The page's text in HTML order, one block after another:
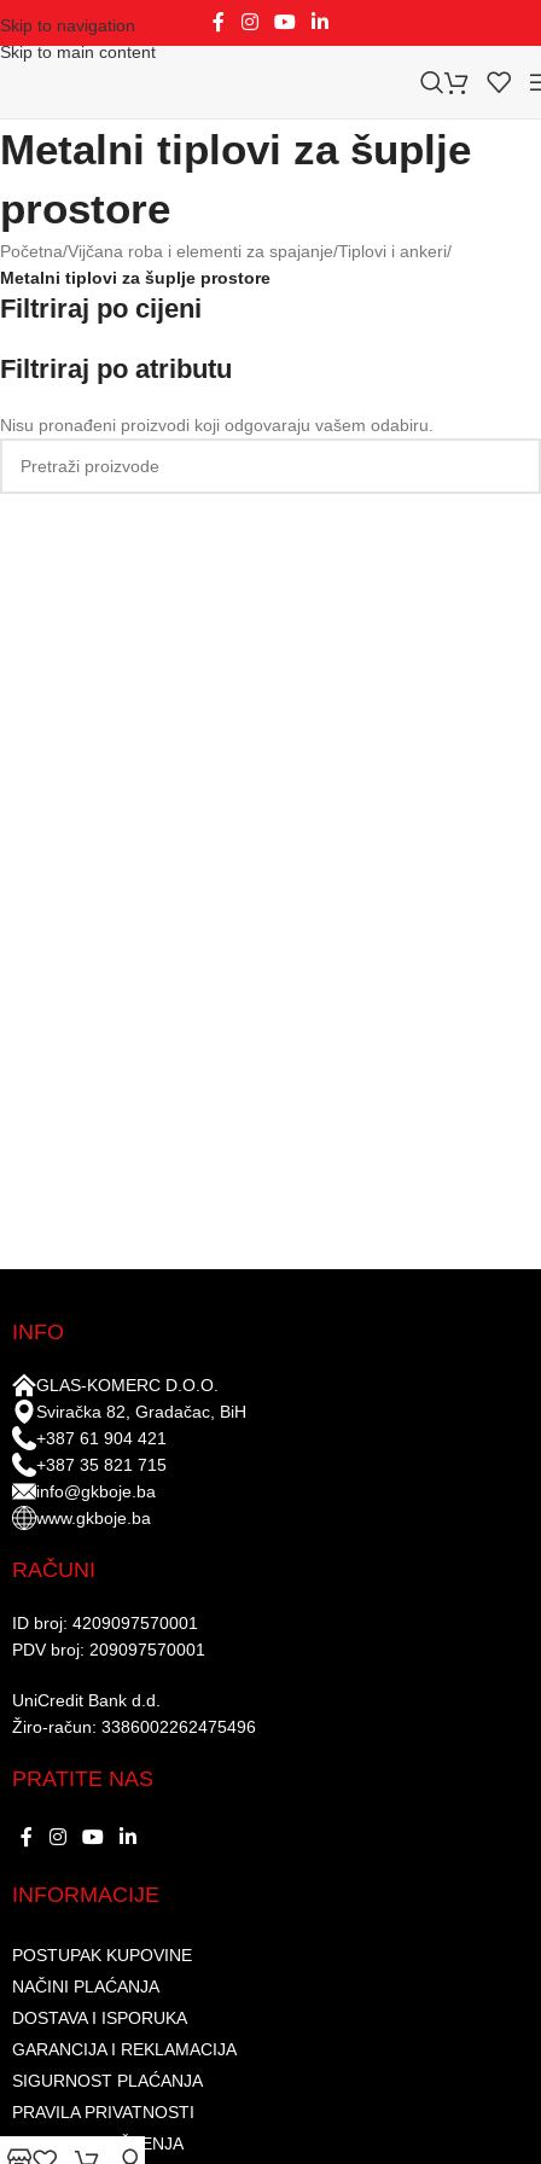
Skip to navigation
Skip to main content
Metalni tiplovi za šuplje
prostore
Početna/Vijčana roba i elementi za spajanje/Tiplovi i ankeri/
Metalni tiplovi za šuplje prostore
Filtriraj po cijeni
Filtriraj po atributu
Nisu pronađeni proizvodi koji odgovaraju vašem odabiru.
INFO
GLAS-KOMERC D.O.O.
Sviračka 82, Gradačac, BiH
+387 61 904 421
+387 35 821 715
info@gkboje.ba
www.gkboje.ba
RAČUNI
ID broj: 4209097570001​
PDV broj: 209097570001 ​
UniCredit Bank d.d.​
Žiro-račun: 3386002262475496​​
PRATITE NAS
INFORMACIJE
POSTUPAK KUPOVINE
NAČINI PLAĆANJA
DOSTAVA I ISPORUKA
GARANCIJA I REKLAMACIJA
SIGURNOST PLAĆANJA
PRAVILA PRIVATNOSTI
USLOVI KORIŠTENJA